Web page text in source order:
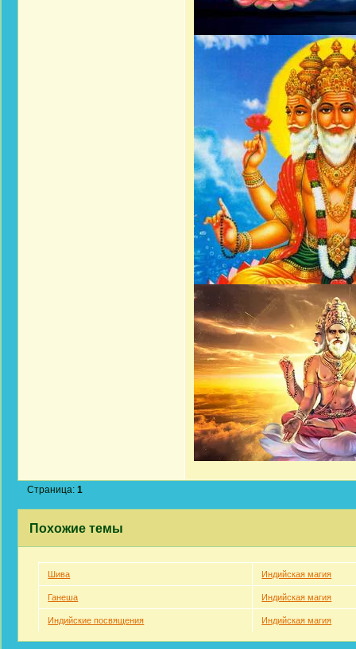
Страница:1
Похожие темы
Шива Индийская магия
Ганеша Индийская магия
Индийские посвящения Индийская магия